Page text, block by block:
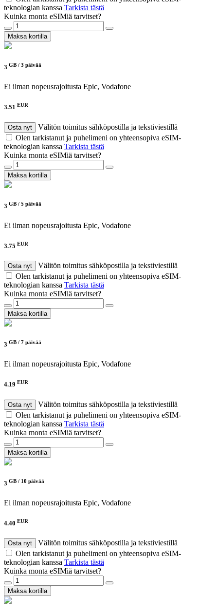
teknologian kanssa Tarkista tästä
Kuinka monta eSIMiä tarvitset?
Maksa kortilla
3 GB / 3 päivää
Ei ilman nopeusrajoitusta Epic, Vodafone
3.51 EUR
Osta nyt
Välitön toimitus sähköpostilla ja tekstiviestillä
Olen tarkistanut ja puhelimeni on yhteensopiva eSIM-
teknologian kanssa Tarkista tästä
Kuinka monta eSIMiä tarvitset?
Maksa kortilla
3 GB / 5 päivää
Ei ilman nopeusrajoitusta Epic, Vodafone
3.75 EUR
Osta nyt
Välitön toimitus sähköpostilla ja tekstiviestillä
Olen tarkistanut ja puhelimeni on yhteensopiva eSIM-
teknologian kanssa Tarkista tästä
Kuinka monta eSIMiä tarvitset?
Maksa kortilla
3 GB / 7 päivää
Ei ilman nopeusrajoitusta Epic, Vodafone
4.19 EUR
Osta nyt
Välitön toimitus sähköpostilla ja tekstiviestillä
Olen tarkistanut ja puhelimeni on yhteensopiva eSIM-
teknologian kanssa Tarkista tästä
Kuinka monta eSIMiä tarvitset?
Maksa kortilla
3 GB / 10 päivää
Ei ilman nopeusrajoitusta Epic, Vodafone
4.40 EUR
Osta nyt
Välitön toimitus sähköpostilla ja tekstiviestillä
Olen tarkistanut ja puhelimeni on yhteensopiva eSIM-
teknologian kanssa Tarkista tästä
Kuinka monta eSIMiä tarvitset?
Maksa kortilla